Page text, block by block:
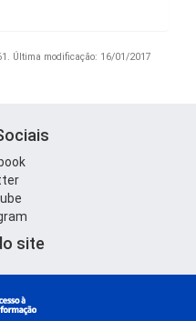
Última modificação: 16/01/2017
site